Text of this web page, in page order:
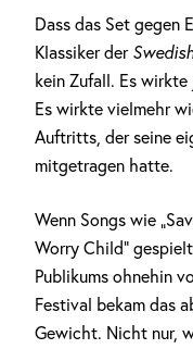
Dass das Set gegen
Klassiker der
kein Zufall. Es
Es wirkte vielmehr
Auftritts, der seine
mitgetragen hatte.
Wenn Songs wie
Worry Child“
Publikums ohnehin
Festival bekam das
Gewicht. Nicht nur,